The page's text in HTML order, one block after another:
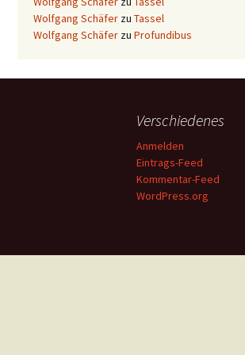
Wolfgang Schäfer zu Tassel
Wolfgang Schäfer zu Profundibus
Verschiedenes
Anmelden
Eintrags-Feed
Kommentar-Feed
WordPress.org